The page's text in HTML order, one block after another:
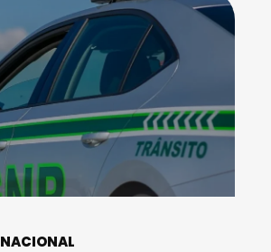
NACIONAL